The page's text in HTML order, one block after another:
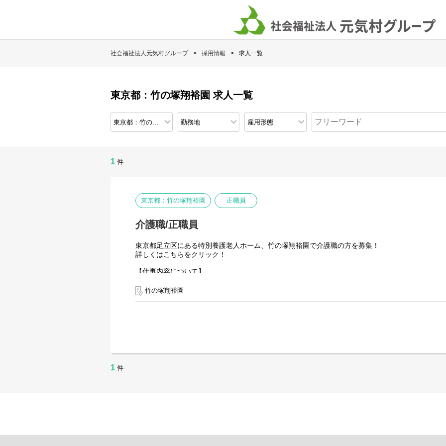
社会福祉法人元気村グループ 採用情報 求人一覧
東京都：竹の塚翔裕園 求人一覧
1 件
東京都：竹の塚翔裕園 正職員
介護職/正職員
東京都足立区にある特別養護老人ホーム、竹の塚翔裕園で介護職の方を募集！
詳しくはこちらをクリック！
【仕事内容について】
・食事・入浴・排泄等の身体介助
・居室清掃・洗濯・買い物代行などの生活援助
竹の塚翔裕園
1 件